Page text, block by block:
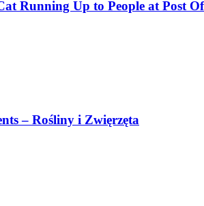
Running Up to People at Post
– Rośliny i Zwięrzęta